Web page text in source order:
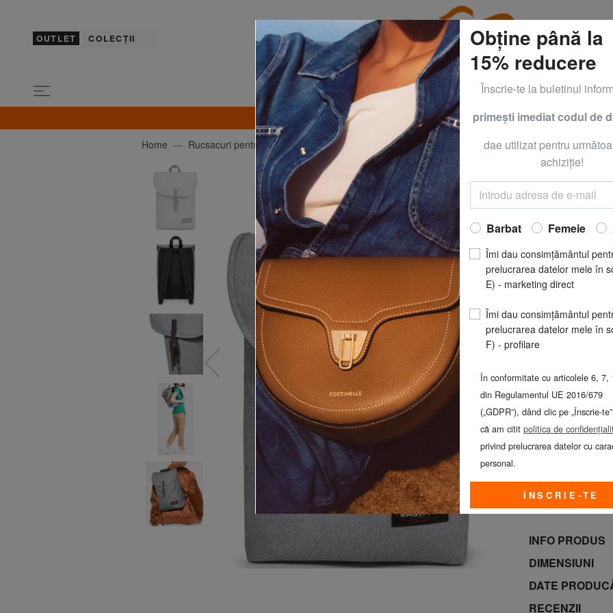
OUTLET COLECȚII
GUESS & PIQUADRO la - 50% PÂNĂ MÂINE, 9 AUGUST*
Home Rucsacuri pentru școală și timp liber EASTPAK
EASTPAK
Rucsac Ciera
Acum să
REDUCERI
pret recomandat
Cel mai bun preț ultimele
CULOARE:
GUESS &
AUGUST*
INFO PRODUS
DIMENSIUNI
DATE
RECENZII
Obține până la
15% reducere
Înscrie-te la buletinul
primeşti imediat codul de
dae utilizat pentru
achiziţie!
Barbat Femeie
Îmi dau consimțământul
prelucrarea datelor mele în
E) - marketing direct
Îmi dau consimțământul
prelucrarea datelor mele în
F) - profilare
În conformitate cu articolele 6, 7,
din Regulamentul UE 2016/679
(„GDPR”), dând clic pe „Înscrie-
că am citit politica de
privind prelucrarea datelor cu
personal.
ÎNSCRIE-TE